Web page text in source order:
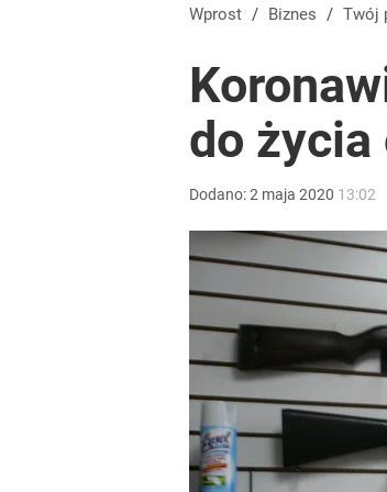
Wprost / Biznes /
do życia
Dodano:2 maja 2020 13:02